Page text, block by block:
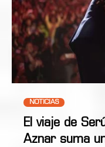
NOTICIAS
El viaje de
Aznar suma